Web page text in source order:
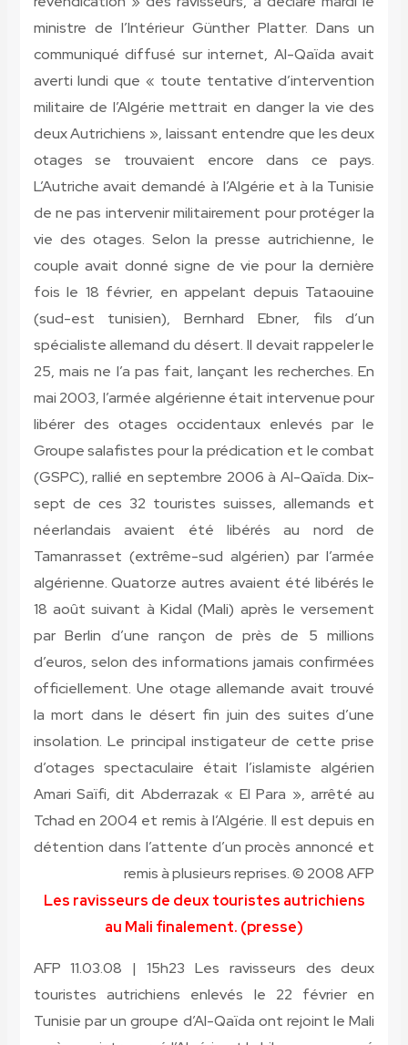
ministre de l’Intérieur Günther Platter. Dans un
communiqué diffusé sur internet, Al-Qaïda avait
averti lundi que « toute tentative d’intervention
militaire de l’Algérie mettrait en danger la vie des
deux Autrichiens », laissant entendre que les deux
otages se trouvaient encore dans ce pays.
L’Autriche avait demandé à l’Algérie et à la Tunisie
de ne pas intervenir militairement pour protéger la
vie des otages. Selon la presse autrichienne, le
couple avait donné signe de vie pour la dernière
fois le 18 février, en appelant depuis Tataouine
(sud-est tunisien), Bernhard Ebner, fils d’un
spécialiste allemand du désert. Il devait rappeler le
25, mais ne l’a pas fait, lançant les recherches. En
mai 2003, l’armée algérienne était intervenue pour
libérer des otages occidentaux enlevés par le
Groupe salafistes pour la prédication et le combat
(GSPC), rallié en septembre 2006 à Al-Qaïda. Dix-
sept de ces 32 touristes suisses, allemands et
néerlandais avaient été libérés au nord de
Tamanrasset (extrême-sud algérien) par l’armée
algérienne. Quatorze autres avaient été libérés le
18 août suivant à Kidal (Mali) après le versement
par Berlin d’une rançon de près de 5 millions
d’euros, selon des informations jamais confirmées
officiellement. Une otage allemande avait trouvé
la mort dans le désert fin juin des suites d’une
insolation. Le principal instigateur de cette prise
d’otages spectaculaire était l’islamiste algérien
Amari Saïfi, dit Abderrazak « El Para », arrêté au
Tchad en 2004 et remis à l’Algérie. Il est depuis en
détention dans l’attente d’un procès annoncé et
remis à plusieurs reprises. © 2008 AFP
Les ravisseurs de deux touristes autrichiens
au Mali finalement. (presse)
AFP 11.03.08 | 15h23 Les ravisseurs des deux
touristes autrichiens enlevés le 22 février en
Tunisie par un groupe d’Al-Qaïda ont rejoint le Mali